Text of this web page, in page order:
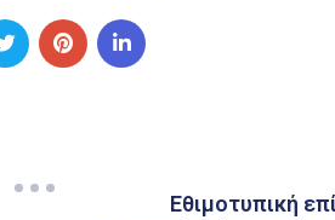
Εθιμοτυπική